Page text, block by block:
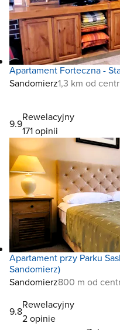
Apartament Forteczna -
Sandomierz1,3 km od
9.9
Rewelacyjny
171 opinii
Apartament przy Parku
Sandomierz)
Sandomierz800 m od
9.8
Rewelacyjny
2 opinie